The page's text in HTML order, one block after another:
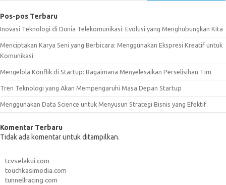
Pos-pos Terbaru
Inovasi Teknologi di Dunia Telekomunikasi: Evolusi yang Menghubungkan Kita
Menciptakan Karya Seni yang Berbicara: Menggunakan Ekspresi Kreatif untuk
Komunikasi
Mengelola Konflik di Startup: Bagaimana Menyelesaikan Perselisihan Tim
Tren Teknologi yang Akan Mempengaruhi Masa Depan Startup
Menggunakan Data Science untuk Menyusun Strategi Bisnis yang Efektif
Komentar Terbaru
Tidak ada komentar untuk ditampilkan.
tcvselakui.com
touchkasimedia.com
tunnellracing.com